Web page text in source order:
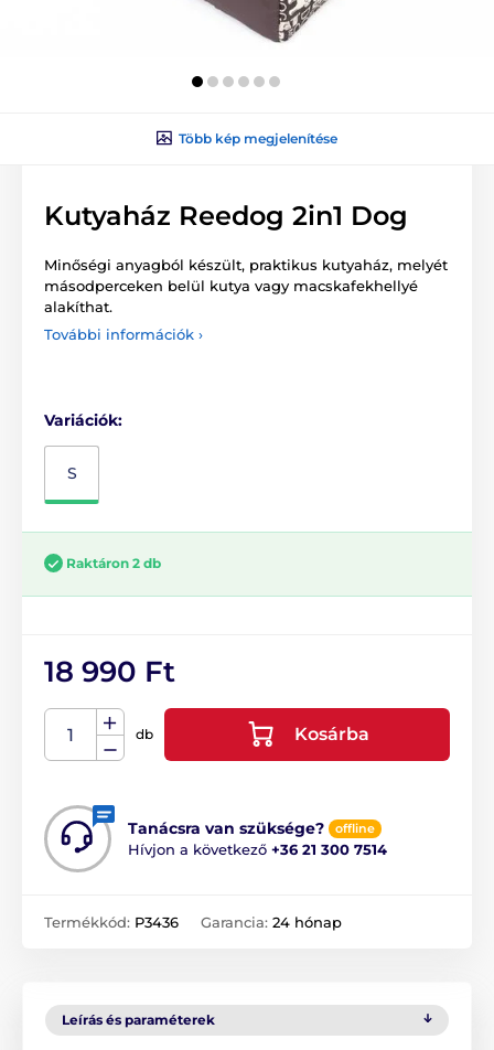
Több kép megjelenítése
Kutyaház Reedog 2in1 Dog
Minőségi anyagból készült, praktikus kutyaház, melyét
másodperceken belül kutya vagy macskafekhellyé
alakíthat.
További információk ›
Variációk:
S
Raktáron 2 db
18 990 Ft
db Kosárba
Tanácsra van szüksége? offline
Hívjon a következő +36 21 300 7514
Termékkód: P3436 Garancia: 24 hónap
Leírás és paraméterek